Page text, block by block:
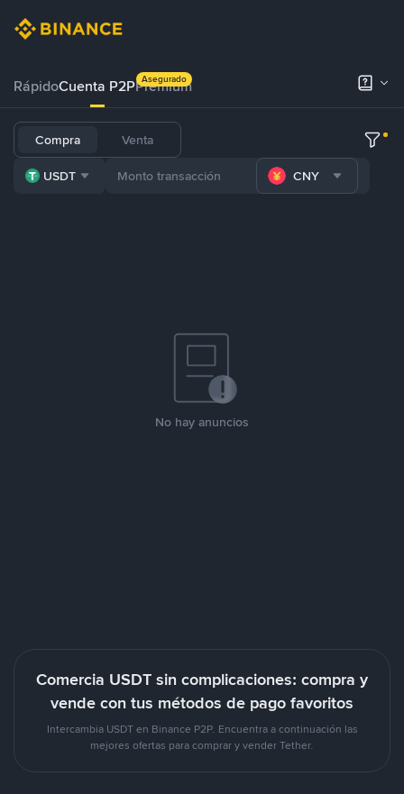
RápidoCuenta P2PPrémium
Asegurado
Compra Venta
USDT CNY
No hay anuncios
Comercia USDT sin complicaciones: compra y
vende con tus métodos de pago favoritos
Intercambia USDT en Binance P2P. Encuentra a continuación las
mejores ofertas para comprar y vender Tether.